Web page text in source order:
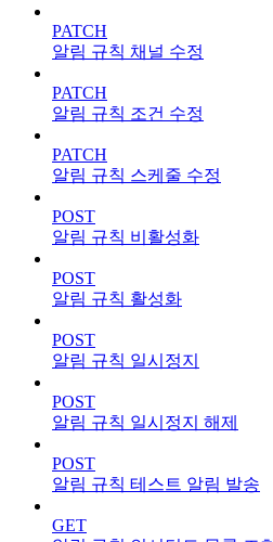
PATCH
알림 규칙 채널 수정
PATCH
알림 규칙 조건 수정
PATCH
알림 규칙 스케줄 수정
POST
알림 규칙 비활성화
POST
알림 규칙 활성화
POST
알림 규칙 일시정지
POST
알림 규칙 일시정지 해제
POST
알림 규칙 테스트 알림 발송
GET